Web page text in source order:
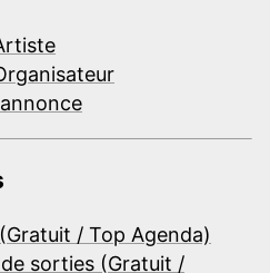
/ Top Agenda)
sorties (Gratuit /